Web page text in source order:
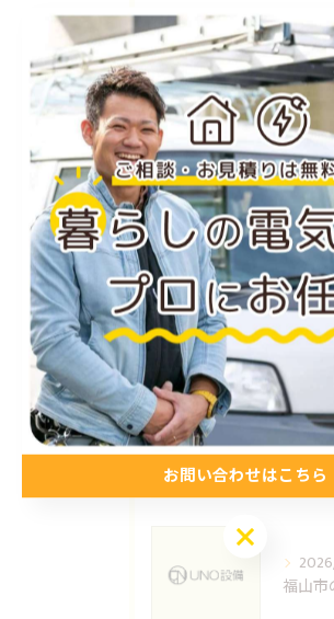
福山市のエアコン工事
尾道市のエアコン工事
倉敷市のエアコン工事
アンテナ工事
電気工事
お知らせ
施工事例
お得情報
コラム
プライベート
最近の投稿
お問い合わせはこちら
お問い合わせはこちら